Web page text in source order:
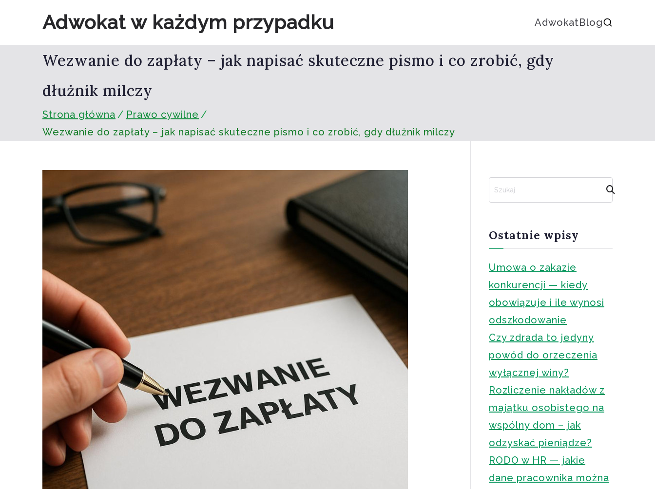
treści
Adwokat w każdym przypadku AdwokatBlog
Wezwanie do zapłaty – jak napisać skuteczne pismo i co zrobić, gdy
dłużnik milczy
Strona główna
Prawo cywilne
Wezwanie do zapłaty – jak napisać skuteczne pismo i co zrobić, gdy dłużnik milczy
a
Ostatnie wpisy
Umowa o zakazie
konkurencji — kiedy
obowiązuje i ile wynosi
odszkodowanie
Czy zdrada to jedyny
powód do orzeczenia
wyłącznej winy?
Rozliczenie nakładów z
majątku osobistego na
wspólny dom – jak
odzyskać pieniądze?
RODO w HR — jakie
dane pracownika można